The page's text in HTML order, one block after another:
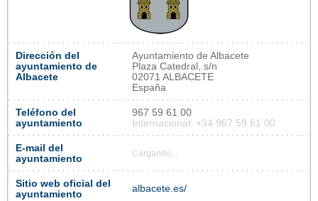
Dirección del
ayuntamiento de
Albacete
Ayuntamiento de Albacete
Plaza Catedral, s/n
02071 ALBACETE
España
Teléfono del
ayuntamiento
967 59 61 00
Internacional: +34 967 59 61 00
E-mail del
ayuntamiento
Cargando...
Sitio web oficial del
ayuntamiento
albacete.es/